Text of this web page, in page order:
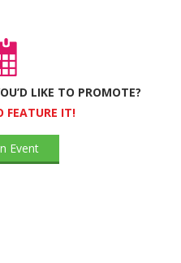
LIKE TO PROMOTE?
FEATURE IT!
Event